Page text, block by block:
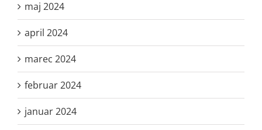
maj 2024
april 2024
marec 2024
februar 2024
januar 2024